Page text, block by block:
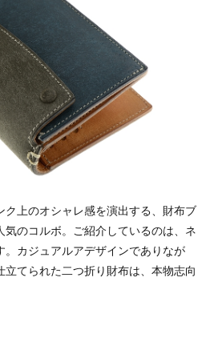
ク上のオシャレ感を演出する、財布ブ
気のコルボ。ご紹介しているのは、ネ
。カジュアルアデザインでありなが
立てられた二つ折り財布は、本物志向